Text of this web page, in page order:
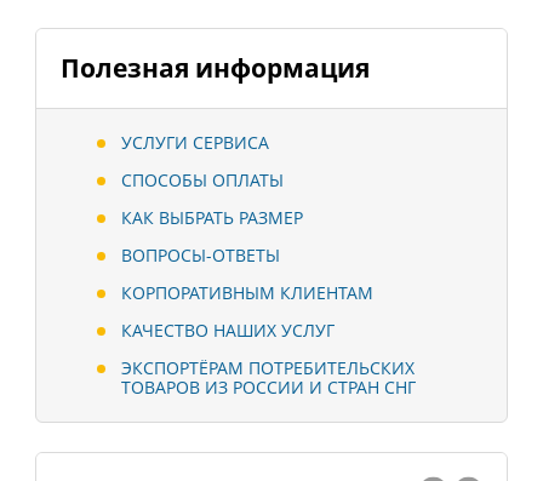
Полезная информация
УСЛУГИ СЕРВИСА
СПОСОБЫ ОПЛАТЫ
КАК ВЫБРАТЬ РАЗМЕР
ВОПРОСЫ-ОТВЕТЫ
КОРПОРАТИВНЫМ КЛИЕНТАМ
КАЧЕСТВО НАШИХ УСЛУГ
ЭКСПОРТЁРАМ ПОТРЕБИТЕЛЬСКИХ
ТОВАРОВ ИЗ РОССИИ И СТРАН СНГ